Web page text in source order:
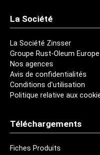
La Société
La Société Zinsser
Groupe Rust-Oleum Europe
Nos agences
Avis de confidentialités
Conditions d'utilisation
Politique relative aux
Téléchargements
Fiches Produits